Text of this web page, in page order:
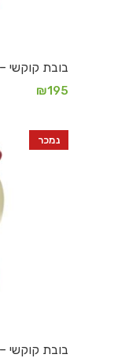
בובת קוקשי – Umbrella
₪195
נמכר
בובת קוקשי – Kokeshi Osanpo